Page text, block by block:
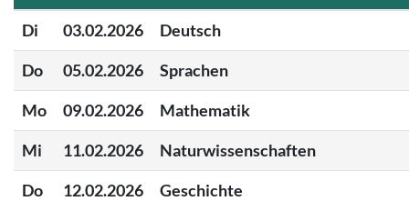
Di 03.02.2026
Deutsch
Do
05.02.2026
Sprachen
Mo
09.02.2026
Mathematik
Mi
11.02.2026
Naturwissenschaften
Do
12.02.2026 Geschichte